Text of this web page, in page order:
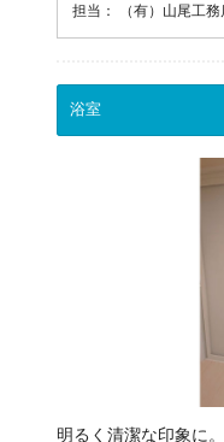
担当： （有）山尾工務
明るく清潔な印象に